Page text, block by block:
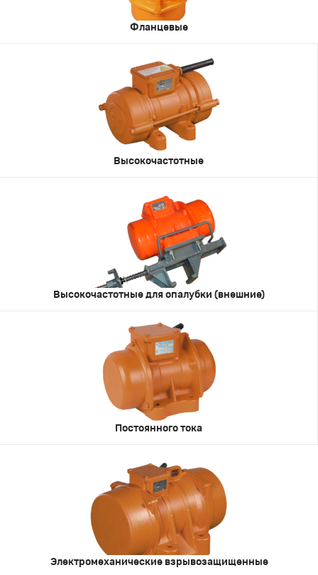
Фланцевые
Высокочастотные
Высокочастотные для опалубки (внешние)
Постоянного тока
Электромеханические взрывозащищенные